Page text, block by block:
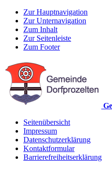
Zur Hauptnavigation
Zur Unternavigation
Zum Inhalt
Zur Seitenleiste
Zum Footer
Seitenübersicht
Impressum
Datenschutzerklärung
Kontaktformular
Barrierefreiheitserklärung